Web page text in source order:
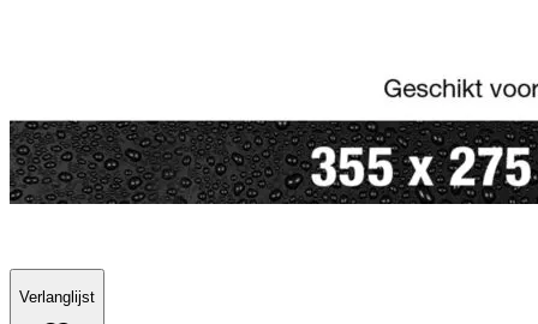
Verlanglijst